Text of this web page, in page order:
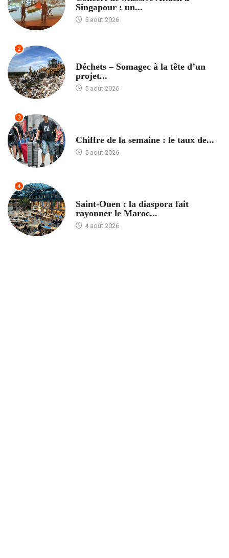
Singapour : un...
5 août 2026
2
Déchets – Somagec à la tête d’un
projet...
5 août 2026
3
Chiffre de la semaine : le taux de...
5 août 2026
4
Saint-Ouen : la diaspora fait
rayonner le Maroc...
4 août 2026